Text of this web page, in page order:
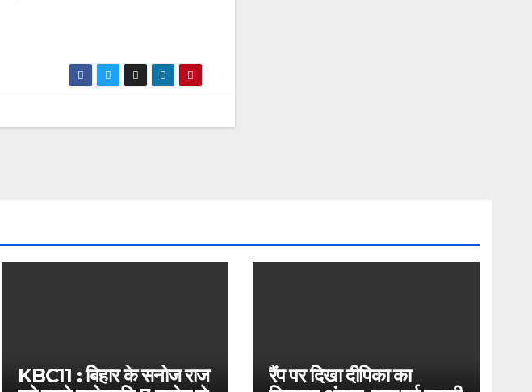
KBC11 : बिहार के सनोज राज
रैंप पर दिखा दीपिका का